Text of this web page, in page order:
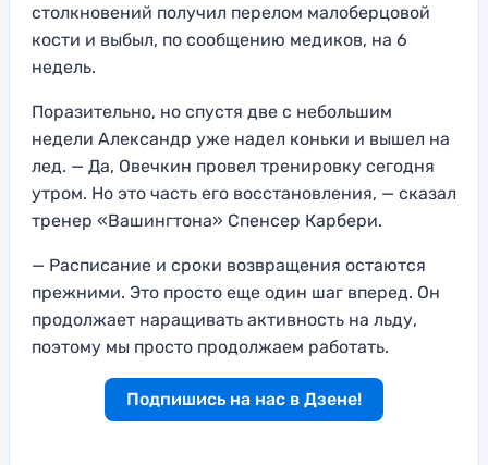
столкновений получил перелом малоберцовой
кости и выбыл, по сообщению медиков, на 6
недель.
Поразительно, но спустя две с небольшим
недели Александр уже надел коньки и вышел на
лед. — Да, Овечкин провел тренировку сегодня
утром. Но это часть его восстановления, — сказал
тренер «Вашингтона» Спенсер Карбери.
— Расписание и сроки возвращения остаются
прежними. Это просто еще один шаг вперед. Он
продолжает наращивать активность на льду,
поэтому мы просто продолжаем работать.
Подпишись на нас в Дзене!